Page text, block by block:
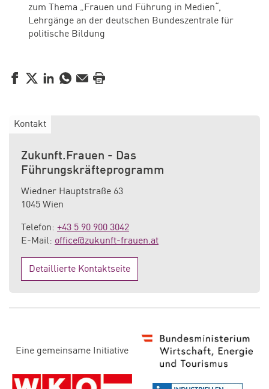
zum Thema „Frauen und Führung in Medien“,
Lehrgänge an der deutschen Bundeszentrale für
politische Bildung
Facebook
TwitterLinkedIn
WhatsApp
E-MailDrucken
Kontakt
Zukunft.Frauen - Das
Führungskräfteprogramm
Wiedner Hauptstraße 63
1045 Wien
Telefon: +43 5 90 900 3042
E-Mail: office@zukunft-frauen.at
Detaillierte Kontaktseite
Eine gemeinsame Initiative